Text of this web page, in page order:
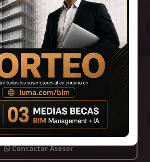
de implementación en empresas
proyectos de diseño o ejecución de
mejorar infraestructura y competencias
para adoptar BIM.
al carrito $249 $85
Contactar Asesor